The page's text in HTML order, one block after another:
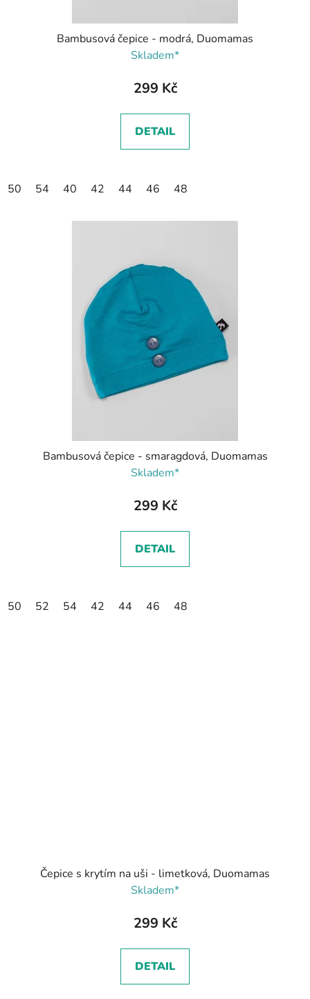
Bambusová čepice - modrá, Duomamas
Skladem*
299 Kč
DETAIL
50 54 40 42 44 46 48
Bambusová čepice - smaragdová, Duomamas
Skladem*
299 Kč
DETAIL
50 52 54 42 44 46 48
Čepice s krytím na uši - limetková, Duomamas
Skladem*
299 Kč
DETAIL